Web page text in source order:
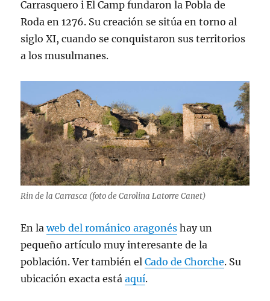
Carrasquero i El Camp fundaron la Pobla de
Roda en 1276. Su creación se sitúa en torno al
siglo XI, cuando se conquistaron sus territorios
a los musulmanes.
Rin de la Carrasca (foto de Carolina Latorre Canet)
En laweb del románico aragonés hay un
pequeño artículo muy interesante de la
población. Ver también elCado de Chorche. Su
ubicación exacta estáaquí.